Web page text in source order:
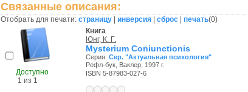
Связанные описания:
Отобрать для печати: страницу инверсия сброс печать(0)
Доступно
1 из 1
Книга
Юнг, К. Г.
Mysterium Coniunctionis
Серия: Сер. "Актуальная психология"
Рефл-бук, Ваклер, 1997 г.
ISBN 5-87983-027-6